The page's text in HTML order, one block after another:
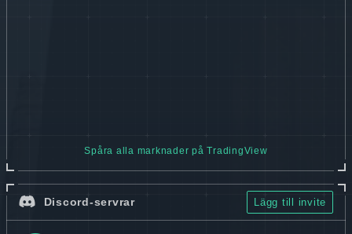
Spåra alla marknader på TradingView
Discord-servrar Lägg till invite